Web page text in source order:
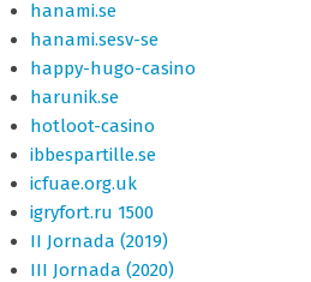
hanami.se
hanami.sesv-se
happy-hugo-casino
harunik.se
hotloot-casino
ibbespartille.se
icfuae.org.uk
igryfort.ru 1500
II Jornada (2019)
III Jornada (2020)